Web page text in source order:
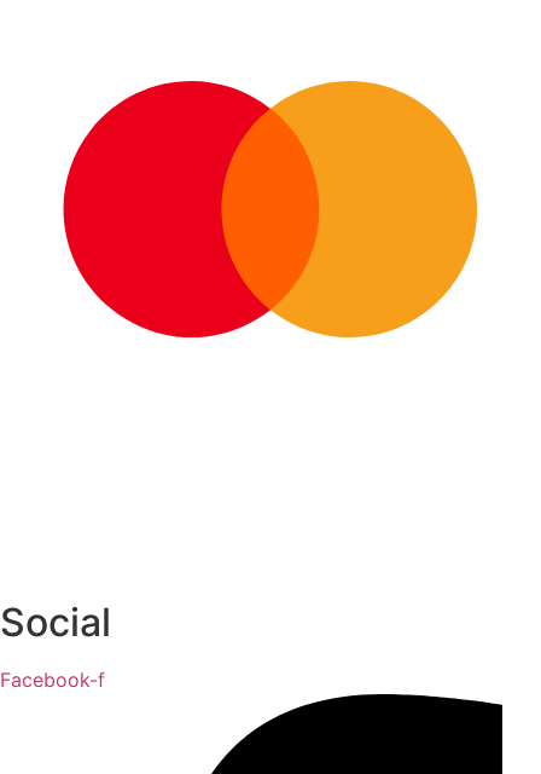
Social
Facebook-f